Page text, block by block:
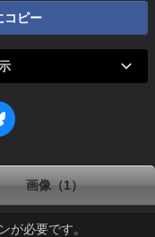
コピー
画像（1）
が必要です。